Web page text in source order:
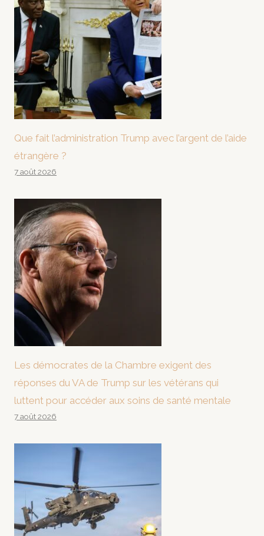
Que fait l’administration Trump avec l’argent de l’aide
étrangère ?
7 août 2026
Les démocrates de la Chambre exigent des
réponses du VA de Trump sur les vétérans qui
luttent pour accéder aux soins de santé mentale
7 août 2026